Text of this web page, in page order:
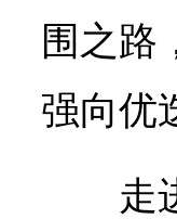
围之路
强向优
走